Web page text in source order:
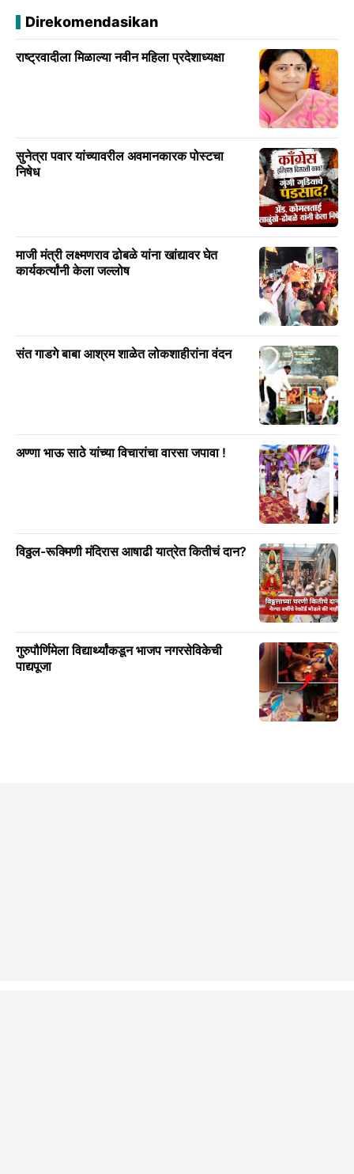
Direkomendasikan
राष्ट्रवादीला मिळाल्या नवीन महिला प्रदेशाध्यक्षा
सुनेत्रा पवार यांच्यावरील अवमानकारक पोस्टचा
निषेध
माजी मंत्री लक्ष्मणराव ढोबळे यांना खांद्यावर घेत
कार्यकर्त्यांनी केला जल्लोष
संत गाडगे बाबा आश्रम शाळेत लोकशाहीरांना वंदन
अण्णा भाऊ साठे यांच्या विचारांचा वारसा जपावा !
विठ्ठल-रूक्मिणी मंदिरास आषाढी यात्रेत कितीचं दान?
गुरुपौर्णिमेला विद्यार्थ्यांकडून भाजप नगरसेविकेची
पाद्यपूजा